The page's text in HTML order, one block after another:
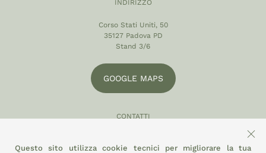
INDIRIZZO
Corso Stati Uniti, 50
35127 Padova PD
Stand 3/6
GOOGLE MAPS
CONTATTI
info@eltamiso.it
Questo sito utilizza cookie tecnici per migliorare la tua